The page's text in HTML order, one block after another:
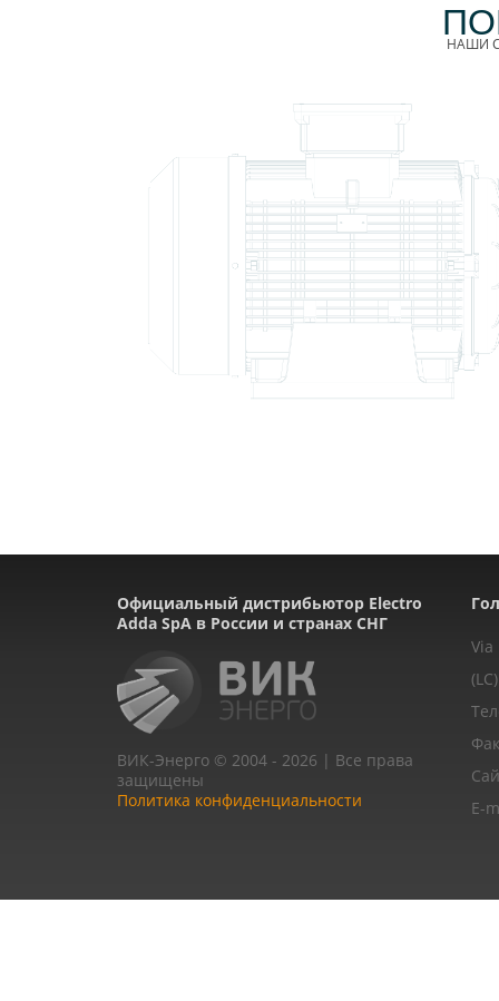
НАШИ
Официальный дистрибьютор Electro
Adda SpA в России и странах СНГ
ВИК-Энерго © 2004 - 2026 | Все права
защищены
Политика конфиденциальности
Via
E-